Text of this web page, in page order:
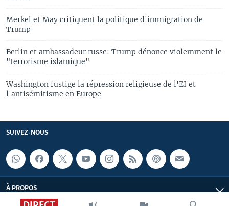
Merkel et May critiquent la politique d'immigration de
Trump
Berlin et ambassadeur russe: Trump dénonce violemment le
"terrorisme islamique"
Washington fustige la répression religieuse de l'EI et
l'antisémitisme en Europe
SUIVEZ-NOUS
À PROPOS